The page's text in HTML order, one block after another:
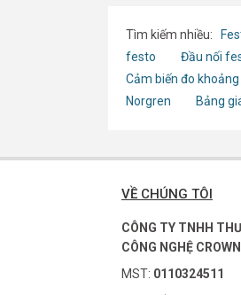
Tìm kiếm nhiều:
festo
Đầu nối
Cảm biến đo
Norgren
Bảng
VỀ CHÚNG TÔI
CÔNG TY TNHH
CÔNG NGHỆ CROWN
MST: 0110324511